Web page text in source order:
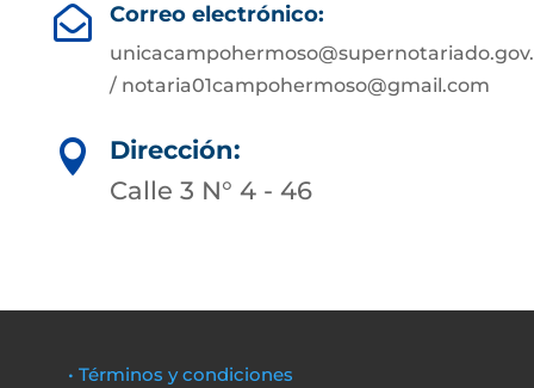
 Correo electrónico:
/ notaria01campohermoso@gmail.com

Dirección:
Calle 3 N° 4 - 46
• Términos y condiciones